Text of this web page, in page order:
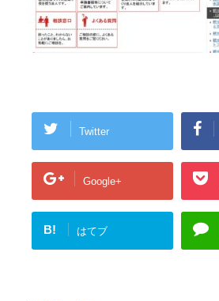
Twitter
Google+
B! はてブ